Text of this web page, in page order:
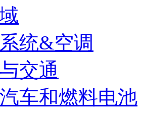
统&空调
交通
车和燃料电池